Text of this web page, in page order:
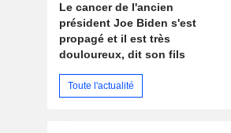
Le cancer de l'ancien
président Joe Biden s'est
propagé et il est très
douloureux, dit son fils
Toute l'actualité